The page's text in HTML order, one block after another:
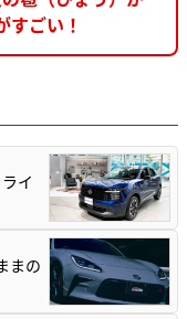
すごい！
イ
まの